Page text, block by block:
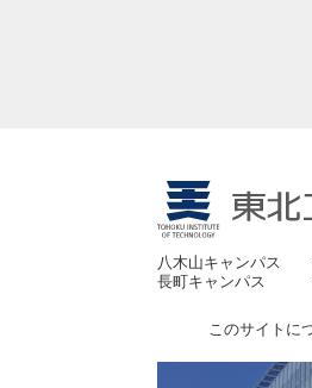
八木山キャンパス
長町キャンパス
このサイトに